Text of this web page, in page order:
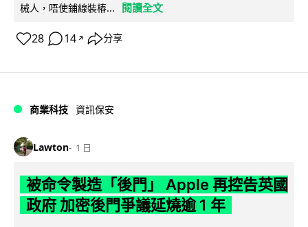
械人，唔使鋪線裝樁...
閱讀全文
28 14 ↗ 分享
商業科技 資訊保安
Lawton 1 日
被命令製造「後門」 Apple 再控告英國
政府 加密後門爭議延燒逾 1 年